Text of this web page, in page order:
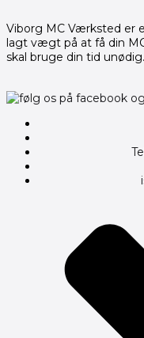
Viborg MC Værksted er
lagt vægt på at få din
skal bruge din tid unødig.